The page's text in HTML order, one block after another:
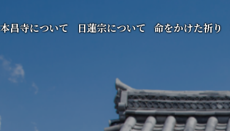
本昌寺について 日蓮宗について 命をかけた祈り